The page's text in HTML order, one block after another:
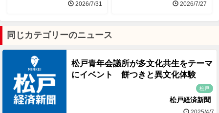
2026/7/31 2026/7/27
同じカテゴリーのニュース
松戸青年会議所が多文化共生をテーマ
にイベント 餅つきと異文化体験
松戸
松戸経済新聞